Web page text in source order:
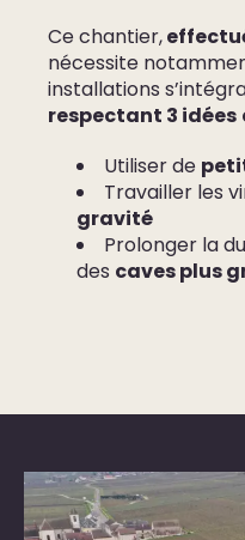
Ce chantier,
nécessite
installations
respectant 3 idées
Utiliser de
Travailler les
gravité
Prolonger la
des caves plus